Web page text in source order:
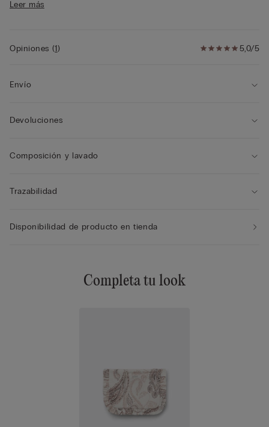
• La modelo mide 175 cm y lleva la talla S
Leer más
5,0/5
Opiniones (1)
Envío
Devoluciones
Composición y lavado
Trazabilidad
Disponibilidad de producto en tienda
Completa tu look